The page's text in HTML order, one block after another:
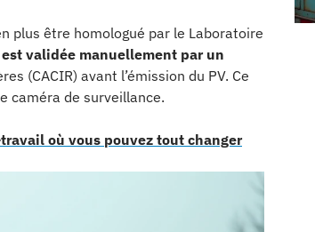
plus être homologué par le Laboratoire
validée manuellement par un
(CACIR) avant l’émission du PV. Ce
caméra de surveillance.
où vous pouvez tout changer